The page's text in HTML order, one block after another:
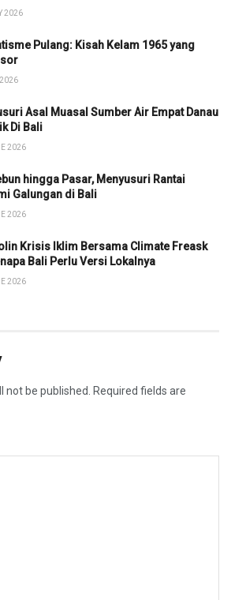
2026
Pulang: Kisah Kelam 1965 yang
Asal Muasal Sumber Air Empat Danau
Di Bali
2026
hingga Pasar, Menyusuri Rantai
Galungan di Bali
2026
Krisis Iklim Bersama Climate Freask
Bali Perlu Versi Lokalnya
2026
not be published.
Required fields are